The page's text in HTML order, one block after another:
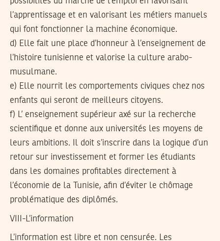
l’apprentissage et en valorisant les métiers manuels
qui font fonctionner la machine économique.
d) Elle fait une place d’honneur à l’enseignement de
l’histoire tunisienne et valorise la culture arabo-
musulmane.
e) Elle nourrit les comportements civiques chez nos
enfants qui seront de meilleurs citoyens.
f) L’ enseignement supérieur axé sur la recherche
scientifique et donne aux universités les moyens de
leurs ambitions. Il doit s’inscrire dans la logique d’un
retour sur investissement et former les étudiants
dans les domaines profitables directement à
l’économie de la Tunisie, afin d’éviter le chômage
problématique des diplômés.
VIII-L’information
L’information est libre et non censurée. Les